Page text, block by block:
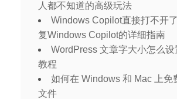
人都不知道的高级玩法
Windows Copilot直接打不开
复Windows Copilot的详细指南
WordPress 文章字大小怎么
教程
如何在 Windows 和 Mac 上免
文件